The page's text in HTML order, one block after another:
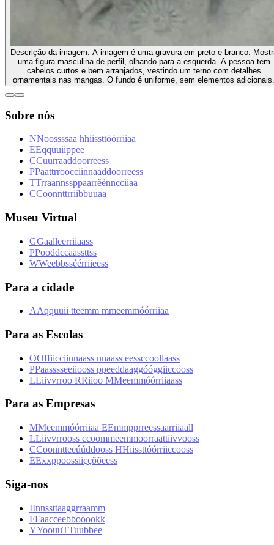
Descrição da imagem: A imagem é uma gravura em preto e branco.
uma figura masculina de perfil, olhando para a esquerda. A pessoa tem
cabelos curtos e bem arranjados, vestindo um terno com detalhes
ornamentais nas mangas. O fundo é uniforme, sem elementos adicionais.
Sobre nós
NNoossssaa hhiissttóórriiaa
EEqquuiippee
CCuurraaddoorreess
PPaattrroocciinnaaddoorreess
TTrraannssppaarrêênncciiaa
CCoonnttrriibbuuaa
Museu Virtual
GGaalleerriiaass
PPooddccaassttss
WWeebbsséérriieess
Para a cidade
AAqquuii tteemm mmeemmóórriiaa
Para as Escolas
OOffiicciinnaass nnaass eessccoollaass
PPaasssseeiiooss ppeeddaaggóóggiiccooss
LLiivvrroo RRiioo MMeemmóórriiaass
Para as Empresas
MMeemmóórriiaa EEmmpprreessaarriiaall
LLiivvrrooss ccoommeemmoorraattiivvooss
CCoonntteeúúddooss HHiissttóórriiccooss
EExxppoossiiççõõeess
Siga-nos
IInnssttaaggrraamm
FFaacceebbooookk
YYoouuTTuubbee